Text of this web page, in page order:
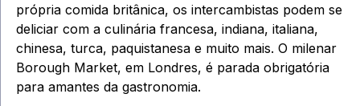
própria comida britânica, os intercambistas podem se
deliciar com a culinária francesa, indiana, italiana,
chinesa, turca, paquistanesa e muito mais. O milenar
Borough Market, em Londres, é parada obrigatória
para amantes da gastronomia.